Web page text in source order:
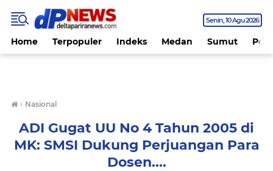
Senin 10 Agu 2026
Home Terpopuler Indeks Medan Sumut
› Nasional
ADI Gugat UU No 4 Tahun 2005 di
MK: SMSI Dukung Perjuangan Para
Dosen....